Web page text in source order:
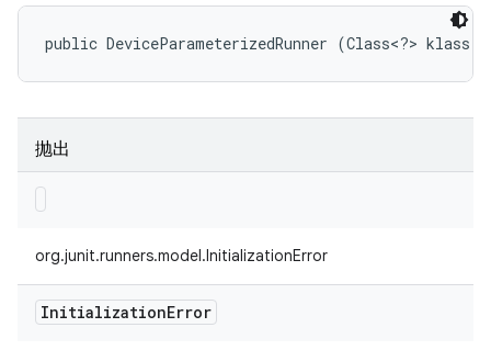
public DeviceParameterizedRunner (Class<?> klass)
抛出
org.junit.runners.model.InitializationError
InitializationError